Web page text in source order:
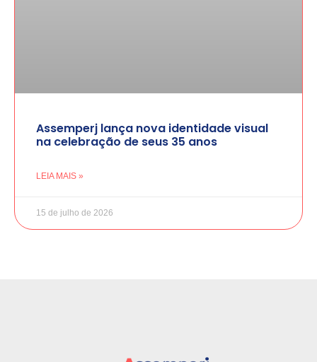
Assemperj lança nova identidade visual
na celebração de seus 35 anos
LEIA MAIS »
15 de julho de 2026